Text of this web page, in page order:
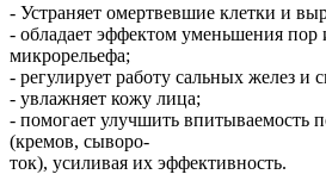
- Устраняет омертвевшие клетки и
- обладает эффектом уменьшения пор
микрорельефа;
- регулирует работу сальных желез и
- увлажняет кожу лица;
- помогает улучшить впитываемость
(кремов, сыворо-
ток), усиливая их эффективность.